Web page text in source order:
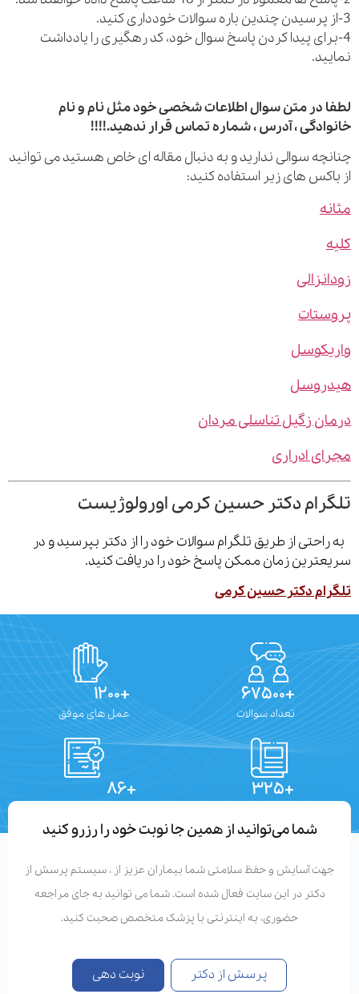
پیدا کردن پاسخ سوال خود، کد رهگیری را یادداشت
در متن سوال اطلاعات شخصی خود مثل نام و نام
، آدرس ، شماره تماس قرار ندهید.!!!!
سوالی ندارید و به دنبال مقاله ای خاص هستید می توانید
های زیر استفاده کنید:
زگیل تناسلی مردان
ادراری
دکتر حسین کرمی اورولوژیست
از طریق تلگرام سوالات خود را از دکتر بپرسید و در
زمان ممکن پاسخ خود را دریافت کنید.
دکتر حسین کرمی
تعداد سوالات عمل های موفق
شما می‌توانید از همین جا نوبت خود را رزرو کنید
آسایش و حفظ سلامتی شما بیماران عزیز از ، سیستم پرسش از
دکتر در این سایت فعال شده است. شما می توانید به جای مراجعه
حضوری، به اینترنتی با پزشک متخصص صحبت کنید.
پرسش از دکتر نوبت دهی